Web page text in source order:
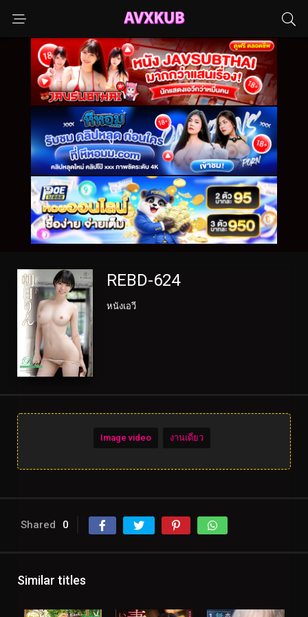
REBD-624
หนังเอวี
Image video งานเดี่ยว
Shared 0
Similar titles